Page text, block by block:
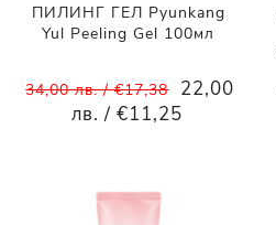
ПИЛИНГ ГЕЛ Pyunkang
Yul Peeling Gel 100мл
34,00 лв. / €17,38
22,00
лв. / €11,25